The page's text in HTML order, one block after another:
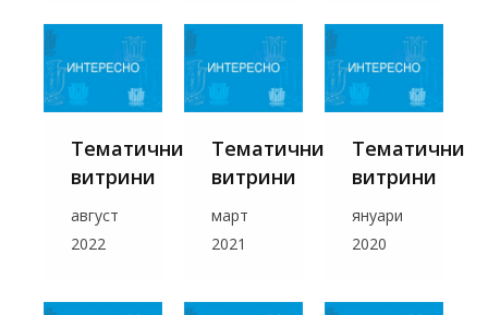
Тематични
витрини
август
2022
Тематични
витрини
март
2021
Тематични
витрини
януари
2020